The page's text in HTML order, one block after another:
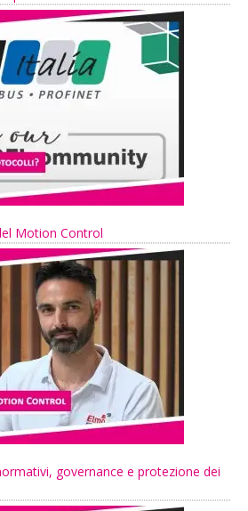
Motion Control
governance e protezione dei